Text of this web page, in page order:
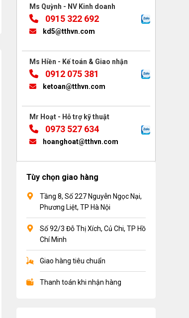
Ms Quỳnh - NV Kinh doanh
0915 322 692
kd5@tthvn.com
Ms Hiền - Kế toán & Giao nhận
0912 075 381
ketoan@tthvn.com
Mr Hoạt - Hỗ trợ kỹ thuật
0973 527 634
hoanghoat@tthvn.com
Tùy chọn giao hàng
Tầng 8, Số 227 Nguyễn Ngọc Nại,
Phương Liệt, TP Hà Nội
Số 92/3 Đỗ Thị Xích, Củ Chi, TP Hồ
Chí Minh
Giao hàng tiêu chuẩn
Thanh toán khi nhận hàng